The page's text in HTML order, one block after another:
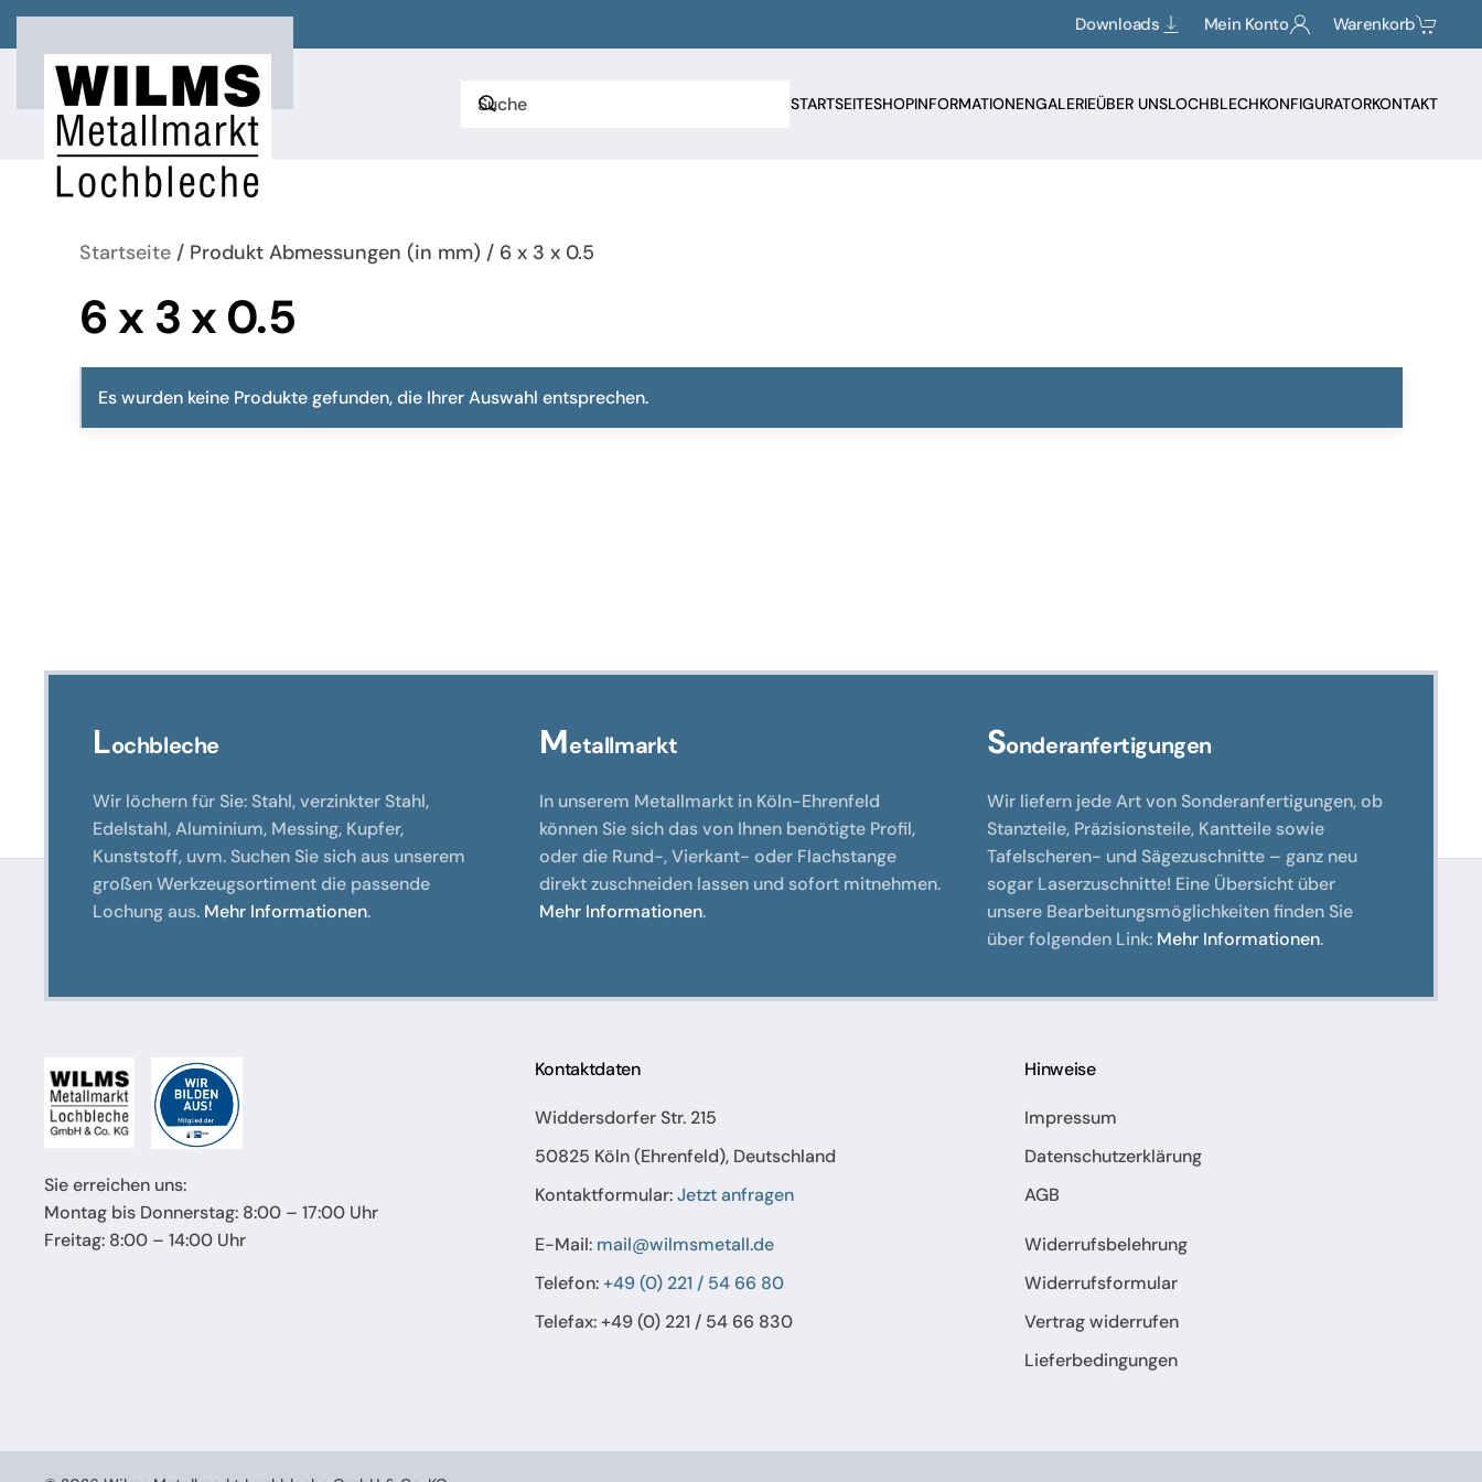
Zum Hauptinhalt springen
Downloads Mein Konto Warenkorb
STARTSEITESHOPINFORMATIONENGALERIEÜBER UNSLOCHBLECHKONFIGURATORKONTAKT
Startseite / Produkt Abmessungen (in mm) / 6 x 3 x 0.5
6 x 3 x 0.5
Es wurden keine Produkte gefunden, die Ihrer Auswahl entsprechen.
Lochbleche
Wir löchern für Sie: Stahl, verzinkter Stahl,
Edelstahl, Aluminium, Messing, Kupfer,
Kunststoff, uvm. Suchen Sie sich aus unserem
großen Werkzeugsortiment die passende
Lochung aus. Mehr Informationen.
Metallmarkt
In unserem Metallmarkt in Köln-Ehrenfeld
können Sie sich das von Ihnen benötigte Profil,
oder die Rund-, Vierkant- oder Flachstange
direkt zuschneiden lassen und sofort mitnehmen.
Mehr Informationen.
Sonderanfertigungen
Wir liefern jede Art von Sonderanfertigungen, ob
Stanzteile, Präzisionsteile, Kantteile sowie
Tafelscheren- und Sägezuschnitte – ganz neu
sogar Laserzuschnitte! Eine Übersicht über
unsere Bearbeitungsmöglichkeiten finden Sie
über folgenden Link: Mehr Informationen.
Sie erreichen uns:
Montag bis Donnerstag: 8:00 – 17:00 Uhr
Freitag: 8:00 – 14:00 Uhr
Kontaktdaten
Widdersdorfer Str. 215
50825 Köln (Ehrenfeld), Deutschland
Kontaktformular:Jetzt anfragen
E-Mail: mail@wilmsmetall.de
Telefon:+49 (0) 221 / 54 66 80
Telefax: +49 (0) 221 / 54 66 830
Hinweise
Impressum
Datenschutzerklärung
AGB
Widerrufsbelehrung
Widerrufsformular
Vertrag widerrufen
Lieferbedingungen